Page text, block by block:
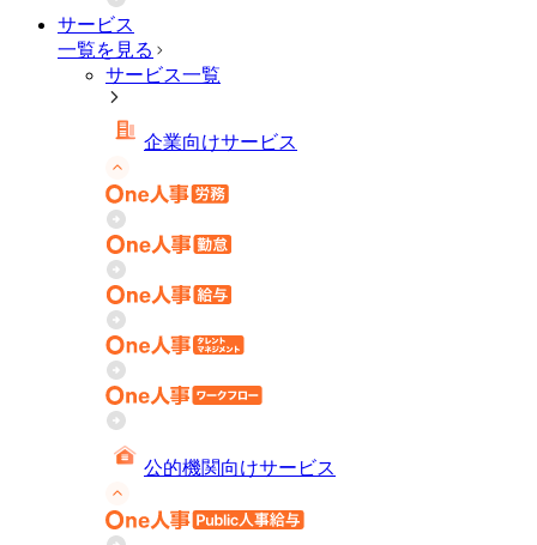
サービス
一覧を見る
サービス一覧
企業向けサービス
公的機関向けサービス